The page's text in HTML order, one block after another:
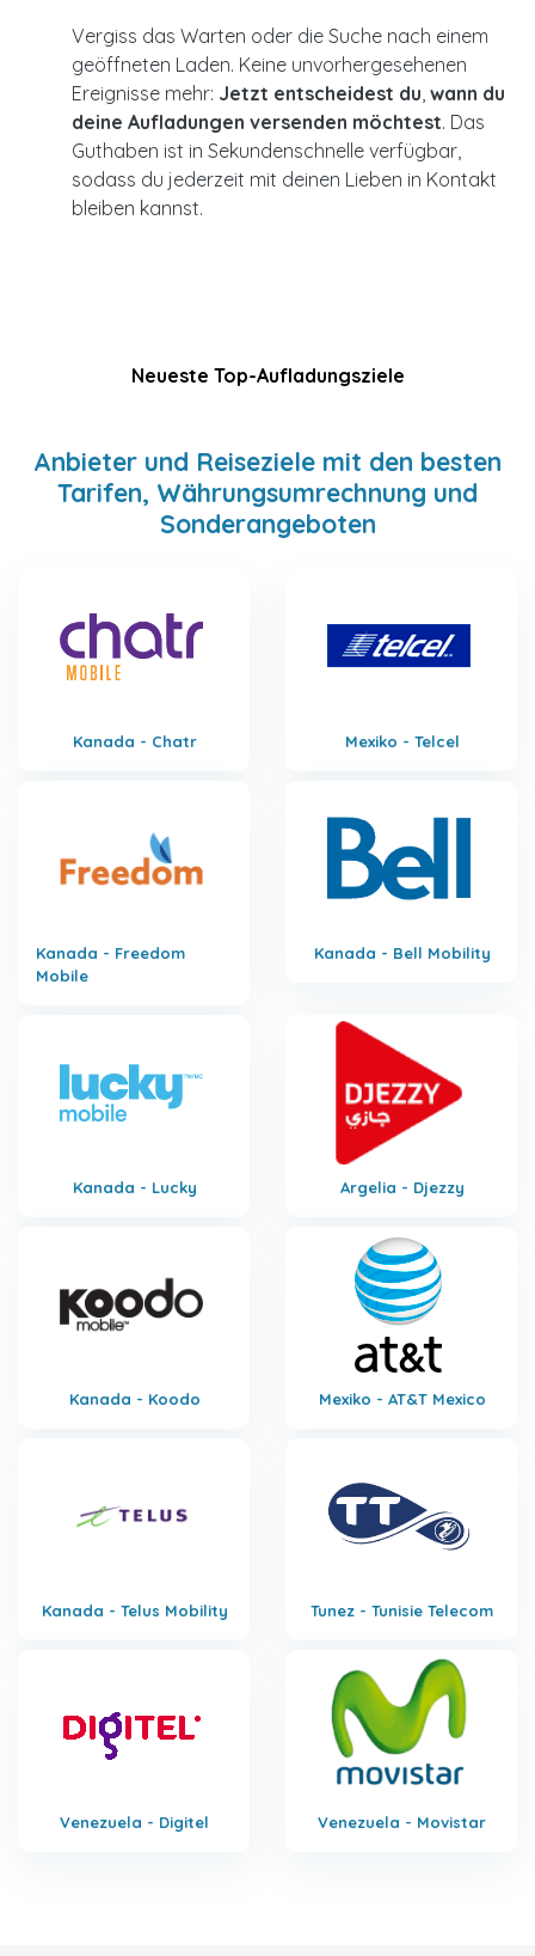
Vergiss das Warten oder die Suche nach einem
geöffneten Laden. Keine unvorhergesehenen
Ereignisse mehr: Jetzt entscheidest du wann du
deine Aufladungen versenden möchtest. Das
Guthaben ist in Sekundenschnelle verfügbar,
sodass du jederzeit mit deinen Lieben in Kontakt
bleiben kannst.
Neueste Top-Aufladungsziele
Anbieter und Reiseziele mit den besten
Tarifen, Währungsumrechnung und
Sonderangeboten
Kanada - Chatr Mexiko - Telcel
Kanada - Freedom
Mobile
Kanada - Bell Mobility
Kanada - Lucky Argelia - Djezzy
Kanada - Koodo Mexiko - AT&T Mexico
Kanada - Telus Mobility Tunez - Tunisie Telecom
Venezuela - Digitel Venezuela - Movistar